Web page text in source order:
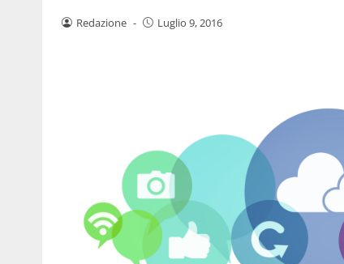
Redazione - Luglio 9, 2016